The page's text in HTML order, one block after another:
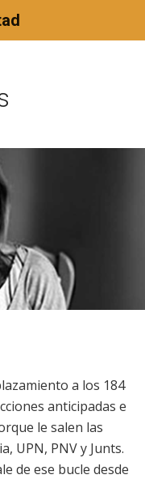
a los 184
anticipadas e
le salen las
UPN, PNV y Junts.
de ese bucle desde